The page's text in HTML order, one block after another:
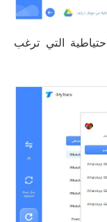
التي ترغب